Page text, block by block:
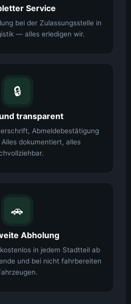
Service
bei der Zulassungsstelle in
— alles erledigen wir.
🔒
transparent
Abmeldebestätigung
dokumentiert, alles
🚗
Abholung
in jedem Stadtteil ab
und bei nicht fahrbereiten